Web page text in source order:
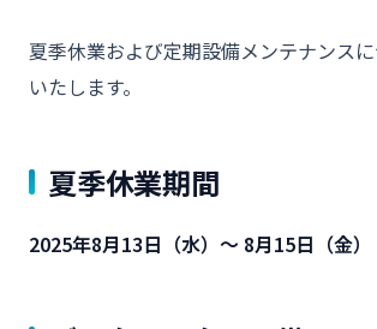
夏季休業および定期設備メンテナンス
いたします。
夏季休業期間
2025年8月13日（水）〜 8月15日（金）